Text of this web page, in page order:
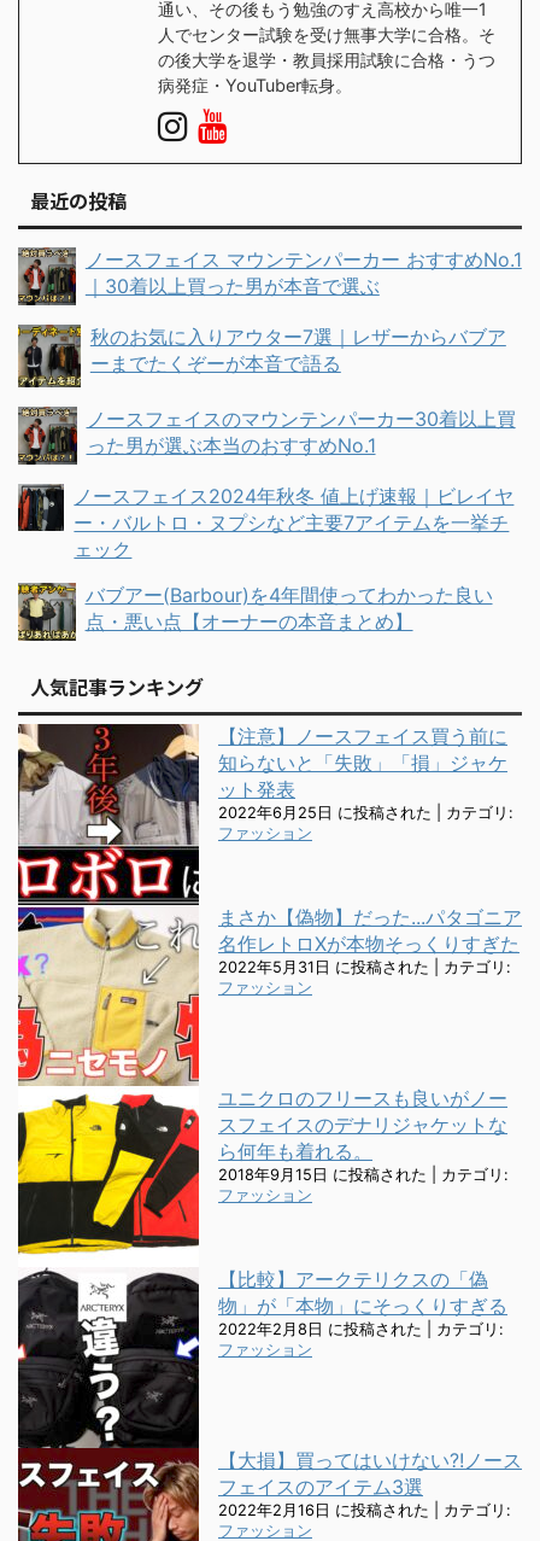
通い、その後もう勉強のすえ高校から唯一1
人でセンター試験を受け無事大学に合格。そ
の後大学を退学・教員採用試験に合格・うつ
病発症・YouTuber転身。
最近の投稿
ノースフェイス マウンテンパーカー おすすめNo.1
｜30着以上買った男が本音で選ぶ
秋のお気に入りアウター7選｜レザーからバブア
ーまでたくぞーが本音で語る
ノースフェイスのマウンテンパーカー30着以上買
った男が選ぶ本当のおすすめNo.1
ノースフェイス2024年秋冬 値上げ速報｜ビレイヤ
ー・バルトロ・ヌプシなど主要7アイテムを一挙チ
ェック
バブアー(Barbour)を4年間使ってわかった良い
点・悪い点【オーナーの本音まとめ】
人気記事ランキング
【注意】ノースフェイス買う前に
知らないと「失敗」「損」ジャケ
ット発表
2022年6月25日 に投稿された
カテゴリ:
ファッション
まさか【偽物】だった...パタゴニア
名作レトロXが本物そっくりすぎた
2022年5月31日 に投稿された
カテゴリ:
ファッション
ユニクロのフリースも良いがノー
スフェイスのデナリジャケットな
ら何年も着れる。
2018年9月15日 に投稿された
カテゴリ:
ファッション
【比較】アークテリクスの「偽
物」が「本物」にそっくりすぎる
2022年2月8日 に投稿された
カテゴリ:
ファッション
【大損】買ってはいけない?!ノース
フェイスのアイテム3選
2022年2月16日 に投稿された
カテゴリ:
ファッション